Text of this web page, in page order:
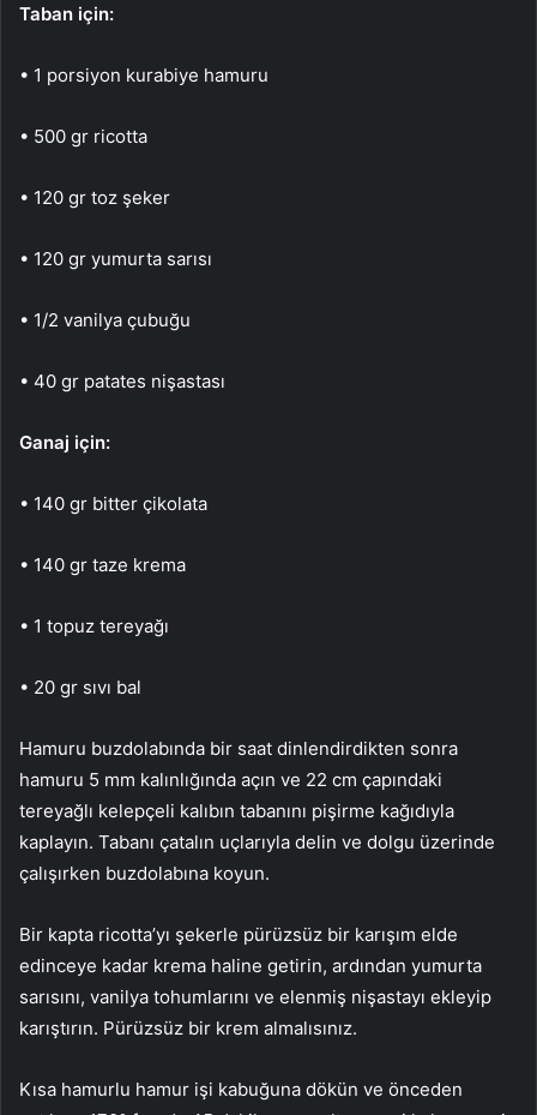
Taban için:
• 1 porsiyon kurabiye hamuru
• 500 gr ricotta
• 120 gr toz şeker
• 120 gr yumurta sarısı
• 1/2 vanilya çubuğu
• 40 gr patates nişastası
Ganaj için:
• 140 gr bitter çikolata
• 140 gr taze krema
• 1 topuz tereyağı
• 20 gr sıvı bal
Hamuru buzdolabında bir saat dinlendirdikten sonra
hamuru 5 mm kalınlığında açın ve 22 cm çapındaki
tereyağlı kelepçeli kalıbın tabanını pişirme kağıdıyla
kaplayın. Tabanı çatalın uçlarıyla delin ve dolgu üzerinde
çalışırken buzdolabına koyun.
Bir kapta ricotta’yı şekerle pürüzsüz bir karışım elde
edinceye kadar krema haline getirin, ardından yumurta
sarısını, vanilya tohumlarını ve elenmiş nişastayı ekleyip
karıştırın. Pürüzsüz bir krem ​​almalısınız.
Kısa hamurlu hamur işi kabuğuna dökün ve önceden